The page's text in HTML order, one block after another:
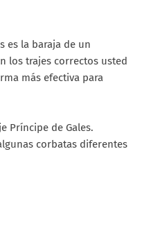
es la baraja de un
los trajes correctos usted
más efectiva para
Príncipe de Gales.
corbatas diferentes